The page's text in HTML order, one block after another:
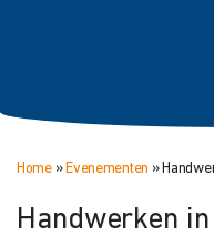
Home» Evenementen »
Handwerken